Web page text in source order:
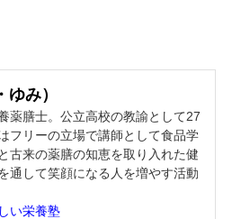
み）
薬膳士。公立高校の教諭として27
フリーの立場で講師として食品学
古来の薬膳の知恵を取り入れた健
通して笑顔になる人を増やす活動
い栄養塾